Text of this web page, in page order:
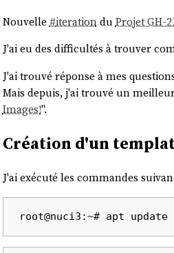
Nouvelle #iterationdu Projet GH-
J'ai eu des difficultés à trouver
J'ai trouvé réponse à mes
Mais depuis, j'ai trouvé un
Images!".
Création d'un
J'ai exécuté les commandes